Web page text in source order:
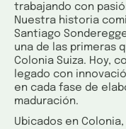
trabajando con
Nuestra historia
Santiago
una de las primeras
Colonia Suiza. Hoy,
legado con
en cada fase de
maduración.
Ubicados en Colonia,